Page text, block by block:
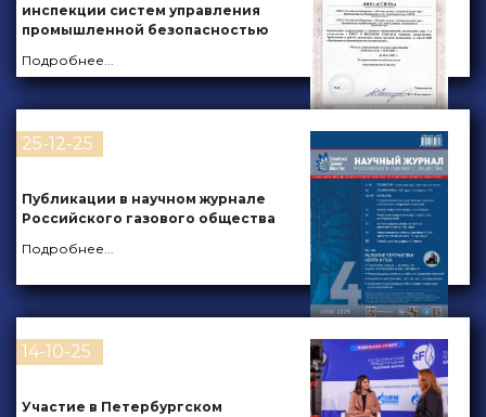
инспекции систем управления
промышленной безопасностью
Подробнее...
25-12-25
Публикации в научном журнале
Российского газового общества
Подробнее...
14-10-25
Участие в Петербургском